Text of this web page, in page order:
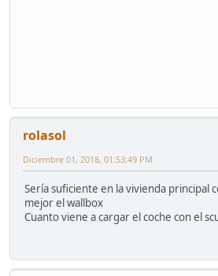
rolasol
Diciembre 01, 2018, 01:53:49 PM
Sería suficiente en la vivienda principal
mejor el wallbox
Cuanto viene a cargar el coche con el